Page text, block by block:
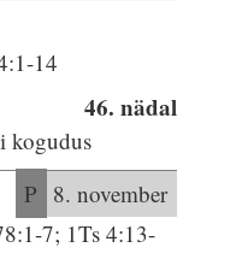
14
46. nädal
kogudus
P 8. november
7; 1Ts 4:13-